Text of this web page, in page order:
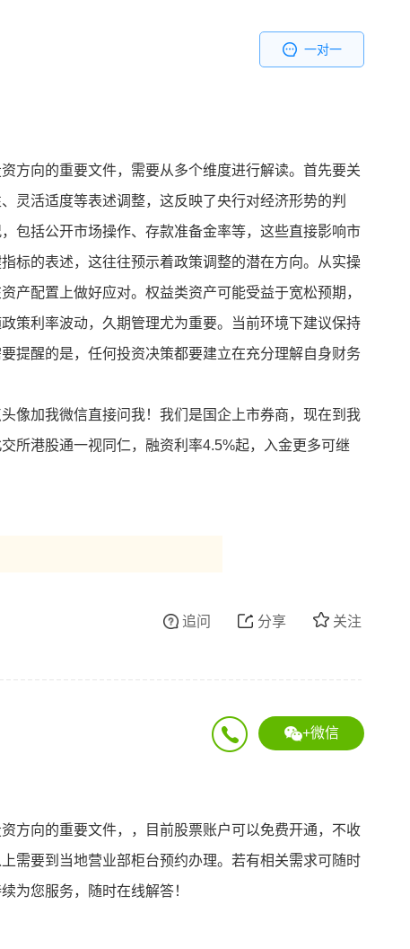
一对一
方向的重要文件，需要从多个维度进行解读。首先要关
灵活适度等表述调整，这反映了央行对经济形势的判
包括公开市场操作、存款准备金率等，这些直接影响市
标的表述，这往往预示着政策调整的潜在方向。从实操
产配置上做好应对。权益类资产可能受益于宽松预期，
策利率波动，久期管理尤为重要。当前环境下建议保持
提醒的是，任何投资决策都要建立在充分理解自身财务
像加我微信直接问我！我们是国企上市券商，现在到我
所港股通一视同仁，融资利率4.5%起，入金更多可继
关注
分享
追问
+微信
方向的重要文件，，目前股票账户可以免费开通，不收
需要到当地营业部柜台预约办理。若有相关需求可随时
为您服务，随时在线解答！